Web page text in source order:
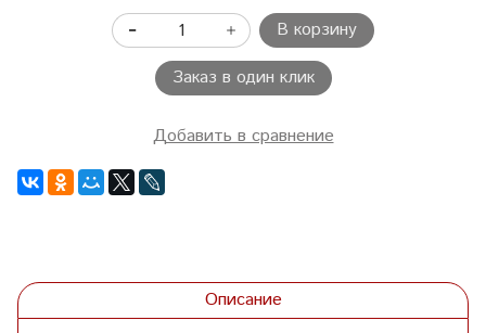
В корзину
Заказ в один клик
Добавить в сравнение
Описание